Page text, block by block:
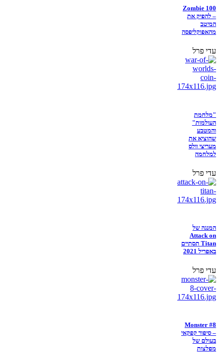
Zombie 100
– להפיק את
המיטב
מהאפוקליפסה
עדי פרל
"מלחמת
העולמות"
והמטבע
שהוציא את
מעריצי וולס
למלחמה
עדי פרל
המנגה של
Attack on
Titan תסתיים
באפריל 2021
עדי פרל
Monster #8
– סיפור קפקאי
בעולם של
מפלצות